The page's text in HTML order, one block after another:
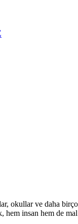
okullar ve daha
insan hem de